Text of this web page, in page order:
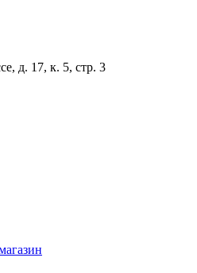
д. 17, к. 5, стр. 3